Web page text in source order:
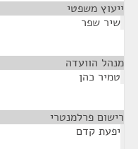
ייעוץ משפטי
שיר שפר
מנהל הוועדה
טמיר כהן
רישום פרלמנטרי
יפעת קדם